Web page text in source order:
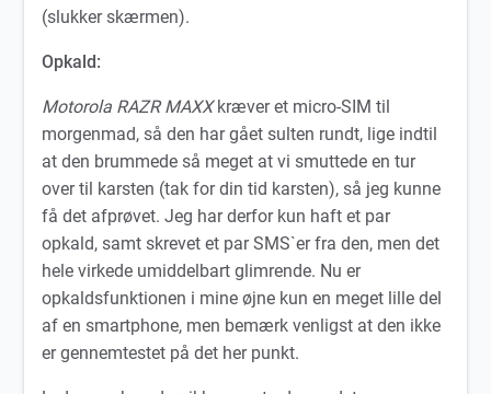
(slukker skærmen).
Opkald:
Motorola RAZR MAXXkræver et micro-SIM til
morgenmad, så den har gået sulten rundt, lige indtil
at den brummede så meget at vi smuttede en tur
over til karsten (tak for din tid karsten), så jeg kunne
få det afprøvet. Jeg har derfor kun haft et par
opkald, samt skrevet et par SMS`er fra den, men det
hele virkede umiddelbart glimrende. Nu er
opkaldsfunktionen i mine øjne kun en meget lille del
af en smartphone, men bemærk venligst at den ikke
er gennemtestet på det her punkt.